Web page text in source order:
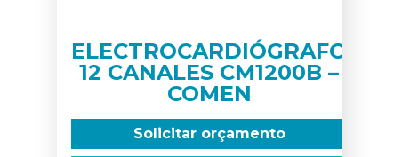
ELECTROCARDIÓGRAFO
12 CANALES CM1200B –
COMEN
Solicitar orçamento